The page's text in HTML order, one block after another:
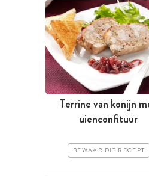
Terrine van konijn
uienconfituur
BEWAAR DIT RECEPT